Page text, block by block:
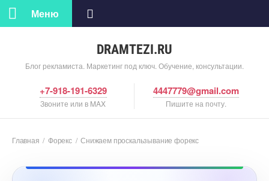
DRAMTEZI.RU
Блог рекламиста. Маркетинг под ключ. Обучение, консультации.
Меню
+7-918-191-6329
Звоните или в MAX
4447779@gmail.com
Пишите на почту.
Главная / Форекс/Снижаем проскальзывание форекс